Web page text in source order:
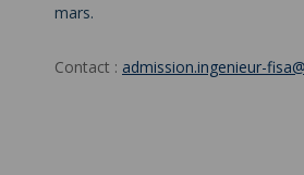
mars.
Contact : admission.ingenieur-